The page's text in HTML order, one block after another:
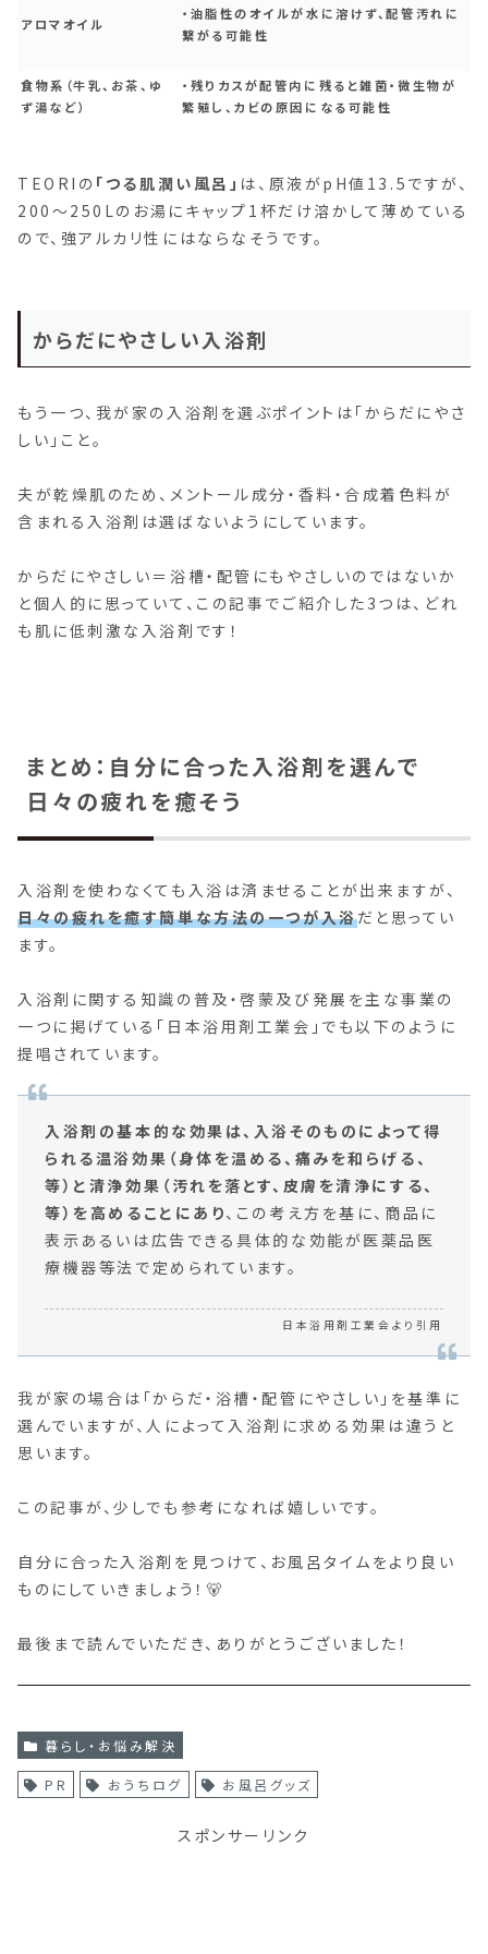
アロマオイル
・油脂性のオイルが水に溶けず、配管汚れに
繋がる可能性
食物系（牛乳、お茶、ゆ
ず湯など）
・残りカスが配管内に残ると雑菌・微生物が
繁殖し、カビの原因になる可能性
TEORIの 「つる肌潤い風呂」 は、原液がpH値13.5ですが、
200～250Lのお湯にキャップ1杯だけ溶かして薄めている
ので、強アルカリ性にはならなそうです。
からだにやさしい入浴剤
もう一つ、我が家の入浴剤を選ぶポイントは「からだにやさ
しい」こと。
夫が乾燥肌のため、メントール成分・香料・合成着色料が
含まれる入浴剤は選ばないようにしています。
からだにやさしい＝浴槽・配管にもやさしいのではないか
と個人的に思っていて、この記事でご紹介した3つは、どれ
も肌に低刺激な入浴剤です！
まとめ：自分に合った入浴剤を選んで
日々の疲れを癒そう
入浴剤を使わなくても入浴は済ませることが出来ますが、
日々の疲れを癒す簡単な方法の一つが入浴だと思ってい
ます。
入浴剤に関する知識の普及・啓蒙及び発展を主な事業の
一つに掲げている「日本浴用剤工業会」でも以下のように
提唱されています。
入浴剤の基本的な効果は、入浴そのものによって得
られる温浴効果（身体を温める、痛みを和らげる、
等）と清浄効果（汚れを落とす、皮膚を清浄にする、
等）を高めることにあり、この考え方を基に、商品に
表示あるいは広告できる具体的な効能が医薬品医
療機器等法で定められています。
日本浴用剤工業会より引用
我が家の場合は「からだ・浴槽・配管にやさしい」を基準に
選んでいますが、人によって入浴剤に求める効果は違うと
思います。
この記事が、少しでも参考になれば嬉しいです。
自分に合った入浴剤を見つけて、お風呂タイムをより良い
ものにしていきましょう！🐻
最後まで読んでいただき、ありがとうございました！
暮らし・お悩み解決
PR おうちログ お風呂グッズ
スポンサーリンク